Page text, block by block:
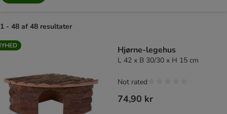
1 - 48 af 48 resultater
Hjørne-legehus
L 42 x B 30/30 x H 15 cm
74,90 kr
Not rated